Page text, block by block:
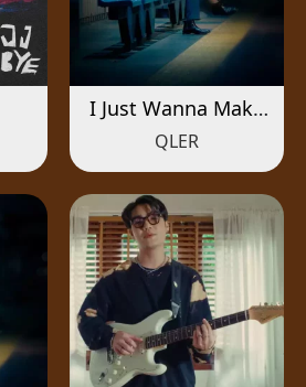
I Just Wanna Make
You Mine
QLER